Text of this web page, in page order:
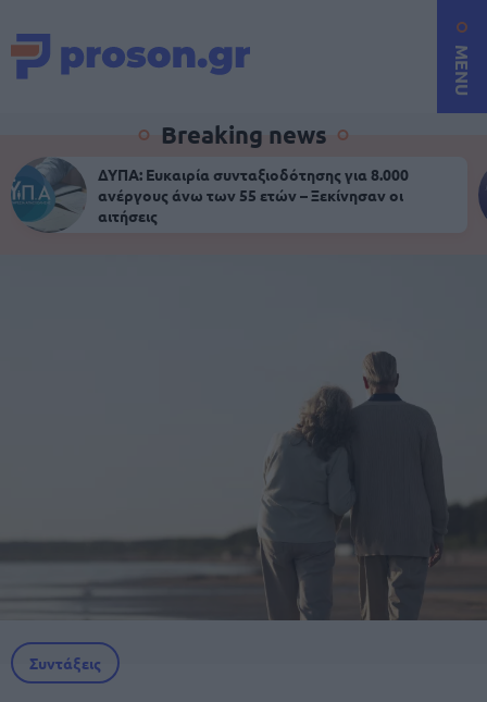
MENU
Breaking news
ΔΥΠΑ: Ευκαιρία συνταξιοδότησης για 8.000
ανέργους άνω των 55 ετών – Ξεκίνησαν οι
αιτήσεις
Συντάξεις